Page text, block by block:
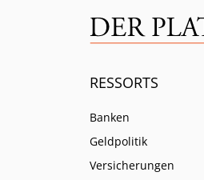
RESSORTS
Banken
Geldpolitik
Versicherungen